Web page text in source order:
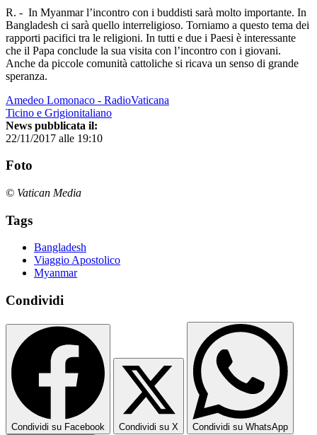
R. - In Myanmar l’incontro con i buddisti sarà molto importante. In
Bangladesh ci sarà quello interreligioso. Torniamo a questo tema dei
rapporti pacifici tra le religioni. In tutti e due i Paesi è interessante
che il Papa conclude la sua visita con l’incontro con i giovani.
Anche da piccole comunità cattoliche si ricava un senso di grande
speranza.
Amedeo Lomonaco - RadioVaticana
Ticino e Grigionitaliano
News pubblicata il:
22/11/2017 alle 19:10
Foto
© Vatican Media
Tags
Bangladesh
Viaggio Apostolico
Myanmar
Condividi
Condividi su Facebook Condividi su X Condividi su WhatsApp